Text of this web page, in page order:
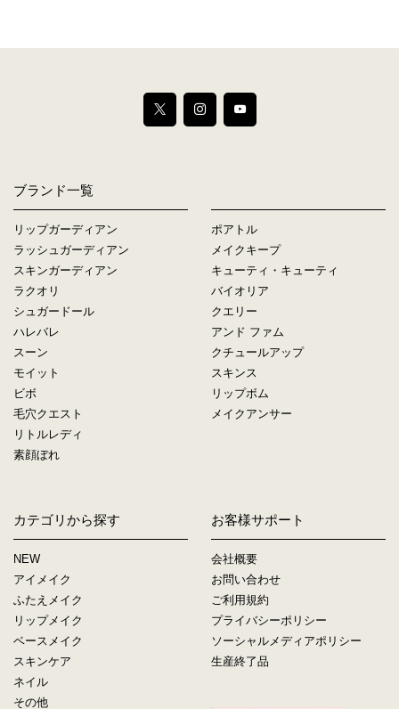
ブランド一覧
リップガーディアン
ラッシュガーディアン
スキンガーディアン
ラクオリ
シュガードール
ハレバレ
スーン
モイット
ビボ
毛穴クエスト
リトルレディ
素顔ぼれ
ポアトル
メイクキープ
キューティ・キューティ
バイオリア
クエリー
アンド ファム
クチュールアップ
スキンス
リップボム
メイクアンサー
カテゴリから探す
NEW
アイメイク
ふたえメイク
リップメイク
ベースメイク
スキンケア
ネイル
その他
お客様サポート
会社概要
お問い合わせ
ご利用規約
プライバシーポリシー
ソーシャルメディアポリシー
生産終了品